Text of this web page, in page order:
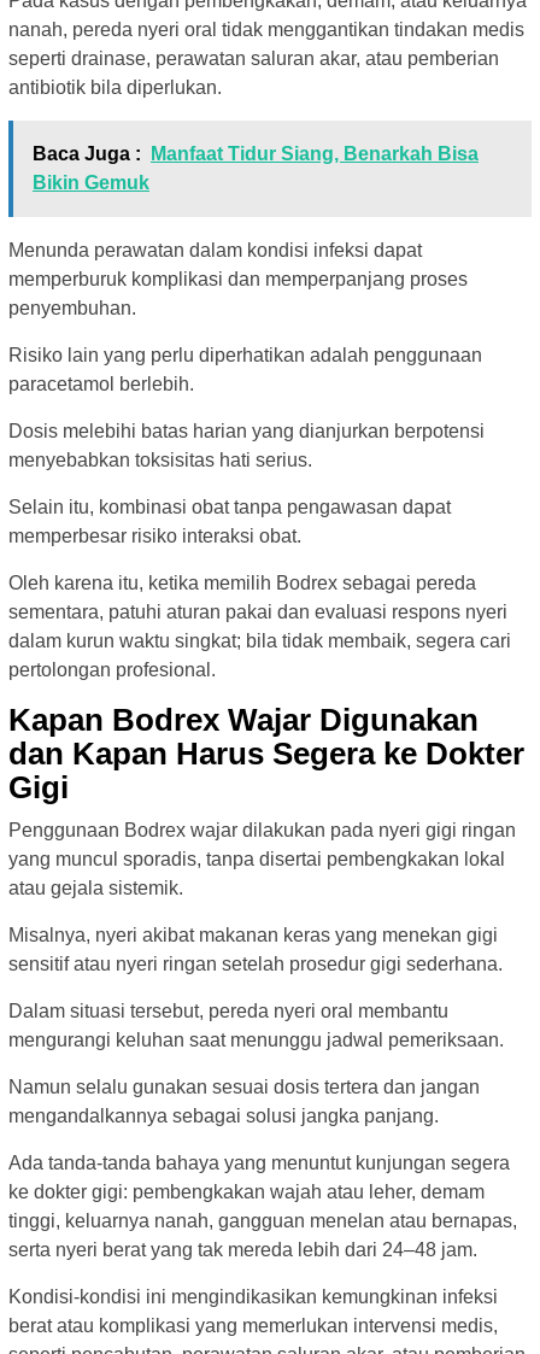
nanah, pereda nyeri oral tidak menggantikan tindakan medis
seperti drainase, perawatan saluran akar, atau pemberian
antibiotik bila diperlukan.
Baca Juga :
Manfaat Tidur Siang, Benarkah Bisa
Bikin Gemuk
Menunda perawatan dalam kondisi infeksi dapat
memperburuk komplikasi dan memperpanjang proses
penyembuhan.
Risiko lain yang perlu diperhatikan adalah penggunaan
paracetamol berlebih.
Dosis melebihi batas harian yang dianjurkan berpotensi
menyebabkan toksisitas hati serius.
Selain itu, kombinasi obat tanpa pengawasan dapat
memperbesar risiko interaksi obat.
Oleh karena itu, ketika memilih Bodrex sebagai pereda
sementara, patuhi aturan pakai dan evaluasi respons nyeri
dalam kurun waktu singkat; bila tidak membaik, segera cari
pertolongan profesional.
Kapan Bodrex Wajar Digunakan
dan Kapan Harus Segera ke Dokter
Gigi
Penggunaan Bodrex wajar dilakukan pada nyeri gigi ringan
yang muncul sporadis, tanpa disertai pembengkakan lokal
atau gejala sistemik.
Misalnya, nyeri akibat makanan keras yang menekan gigi
sensitif atau nyeri ringan setelah prosedur gigi sederhana.
Dalam situasi tersebut, pereda nyeri oral membantu
mengurangi keluhan saat menunggu jadwal pemeriksaan.
Namun selalu gunakan sesuai dosis tertera dan jangan
mengandalkannya sebagai solusi jangka panjang.
Ada tanda-tanda bahaya yang menuntut kunjungan segera
ke dokter gigi: pembengkakan wajah atau leher, demam
tinggi, keluarnya nanah, gangguan menelan atau bernapas,
serta nyeri berat yang tak mereda lebih dari 24–48 jam.
Kondisi-kondisi ini mengindikasikan kemungkinan infeksi
berat atau komplikasi yang memerlukan intervensi medis,